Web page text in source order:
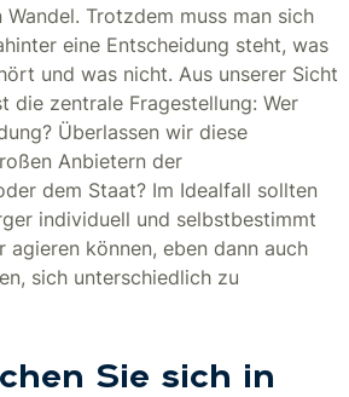
Trotzdem muss man sich
eine Entscheidung steht, was
und was nicht. Aus unserer Sicht
die zentrale Fragestellung: Wer
Überlassen wir diese
Anbietern der
dem Staat? Im Idealfall sollten
individuell und selbstbestimmt
können, eben dann auch
sich unterschiedlich zu
Sie sich in